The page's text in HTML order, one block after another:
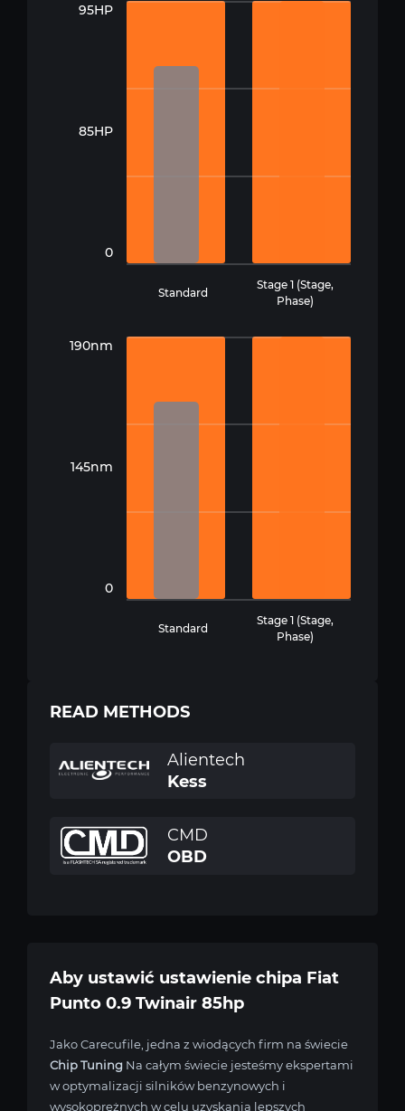
95HP
85HP
0
Standard
Stage 1 (Stage,
Phase)
190nm
145nm
0
Standard
Stage 1 (Stage,
Phase)
READ METHODS
Alientech
Kess
CMD
OBD
Aby ustawić ustawienie chipa Fiat
Punto 0.9 Twinair 85hp
Jako Carecufile, jedna z wiodących firm na świecie
Chip Tuning Na całym świecie jesteśmy ekspertami
w optymalizacji silników benzynowych i
wysokoprężnych w celu uzyskania lepszych